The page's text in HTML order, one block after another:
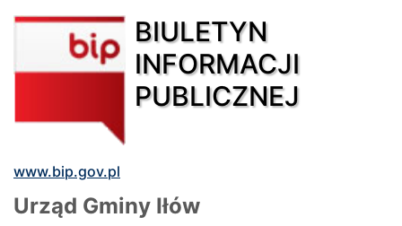
BIULETYN
INFORMACJI
PUBLICZNEJ
www.bip.gov.pl
Urząd Gminy Iłów